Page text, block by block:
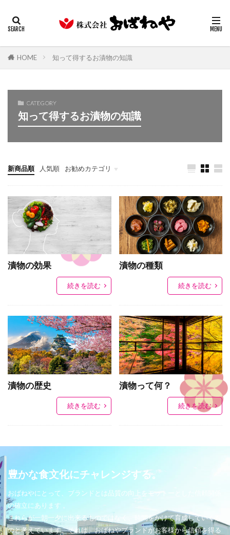
HOME 知って得するお漬物の知識
CATEGORY
知って得するお漬物の知識
新商品順 人気順 お勧めカテゴリ
お漬物
ヘルシーフード他
漬物の効果
続きを読む
漬物の種類
続きを読む
漬物の歴史
続きを読む
漬物って何？
続きを読む
豊かな食文化にチャレンジする。
おばねやにとって、ブランドとは品質の向上をモットーとした信頼関係
の確立にあります 。
これらが一朝一夕に出来るものではなく、時間をかけて育成していくも
のと考えています。それは、おばねやブランドがお客様から信頼を得る
カテゴリー